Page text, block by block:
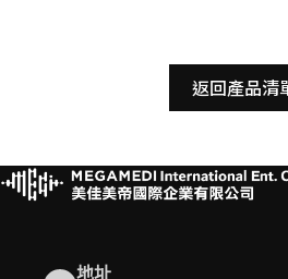
返回產品清
地址